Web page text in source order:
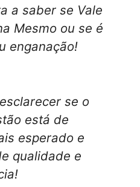
a saber se Vale
Mesmo ou se é
enganação!
se o
está de
esperado e
qualidade e